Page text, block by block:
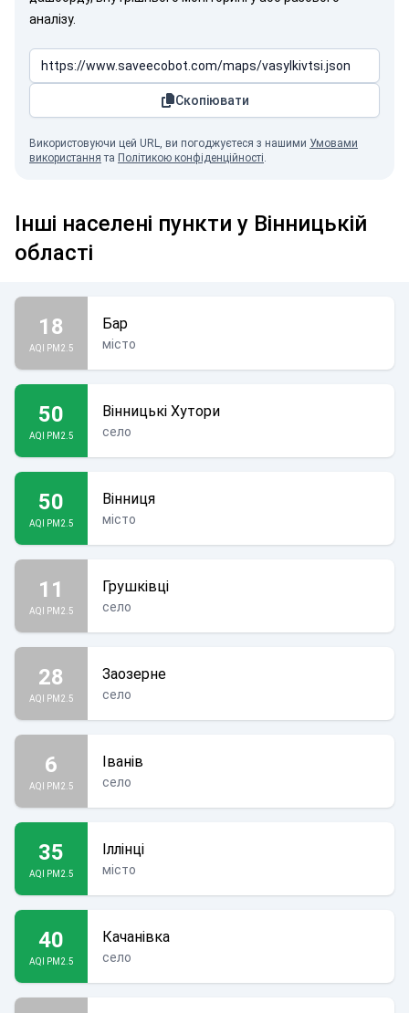
аналізу.
Скопіювати
Використовуючи цей URL, ви погоджуєтеся з нашими Умовами
використання та Політикою конфіденційності.
Інші населені пункти у Вінницькій
області
18
AQI PM2.5
Бар
місто
50
AQI PM2.5
Вінницькі Хутори
село
50
AQI PM2.5
Вінниця
місто
11
AQI PM2.5
Грушківці
село
28
AQI PM2.5
Заозерне
село
6
AQI PM2.5
Іванів
село
35
AQI PM2.5
Іллінці
місто
40
AQI PM2.5
Качанівка
село